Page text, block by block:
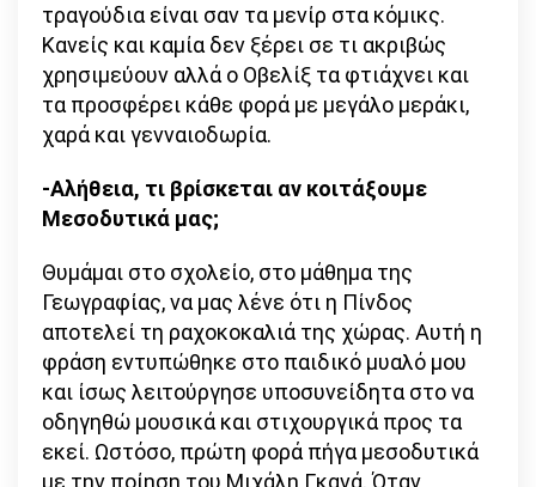
τραγούδια είναι σαν τα μενίρ στα κόμικς.
Κανείς και καμία δεν ξέρει σε τι ακριβώς
χρησιμεύουν αλλά ο Οβελίξ τα φτιάχνει και
τα προσφέρει κάθε φορά με μεγάλο μεράκι,
χαρά και γενναιοδωρία.
-Αλήθεια, τι βρίσκεται αν κοιτάξουμε
Μεσοδυτικά μας;
Θυμάμαι στο σχολείο, στο μάθημα της
Γεωγραφίας, να μας λένε ότι η Πίνδος
αποτελεί τη ραχοκοκαλιά της χώρας. Αυτή η
φράση εντυπώθηκε στο παιδικό μυαλό μου
και ίσως λειτούργησε υποσυνείδητα στο να
οδηγηθώ μουσικά και στιχουργικά προς τα
εκεί. Ωστόσο, πρώτη φορά πήγα μεσοδυτικά